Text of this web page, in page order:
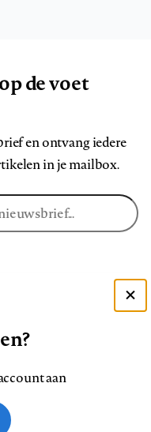
de voet
en ontvang iedere
in je mailbox.
aan